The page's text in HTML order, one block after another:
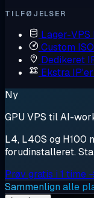
TILFØJELSER
Lager-VPS
Custom ISO
Dedikeret
Ekstra IP'er
Ny
GPU VPS til AI-
L4, L40S og H100
forudinstalleret.
Prøv gratis i 1 time
Sammenlign alle